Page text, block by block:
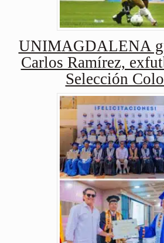
UNIMAGDALENA
Carlos Ramírez,
Selección